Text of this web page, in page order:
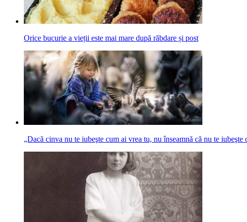
Orice bucurie a vieții este mai mare după răbdare și post
„Dacă cinva nu te iubeşte cum ai vrea tu, nu înseamnă că nu te